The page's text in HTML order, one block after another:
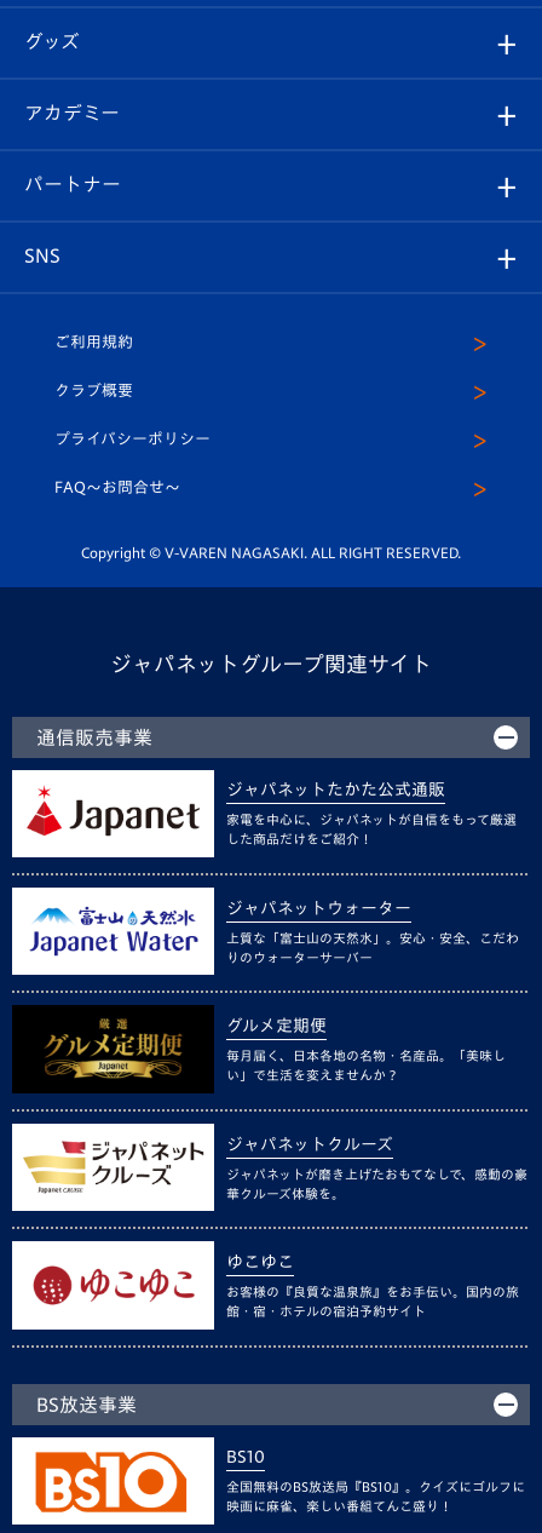
チケット
イベント
メディア
ホームタウン
スタッフプロフィール
マスコット紹介
平和祈念活動
ホームタウン活動
はじめての観戦ガイド
Revive Team
ヴィヴィくんの長崎おもてなしガイド
フォトギャラリー
スタジアムグルメ
チケット
V-LOVERS（ファンクラブ）
プレイヤーズスイート
グッズ
オンラインショップ
店舗情報
アカデミー
育成からのお知らせ
U-18
スクール
パートナー
SNS
ヴィヴィくんインスタグラム
公式LINE＠
ご利用規約
クラブ概要
プライバシーポリシー
FAQ〜お問合せ〜
Copyright © V-VAREN NAGASAKI. ALL RIGHT RESERVED.
ジャパネットグループ関連サイト
通信販売事業
ジャパネットたかた公式通販
家電を中心に、ジャパネットが自信をもって厳選
した商品だけをご紹介！
ジャパネットウォーター
上質な「富士山の天然水」。安心・安全、こだわ
りのウォーターサーバー
グルメ定期便
毎月届く、日本各地の名物・名産品。「美味し
い」で生活を変えませんか？
ジャパネットクルーズ
ジャパネットが磨き上げたおもてなしで、感動の豪
華クルーズ体験を。
ゆこゆこ
お客様の『良質な温泉旅』をお手伝い。国内の旅
館・宿・ホテルの宿泊予約サイト
BS放送事業
BS10
全国無料のBS放送局『BS10』。クイズにゴルフに
映画に麻雀、楽しい番組てんこ盛り！